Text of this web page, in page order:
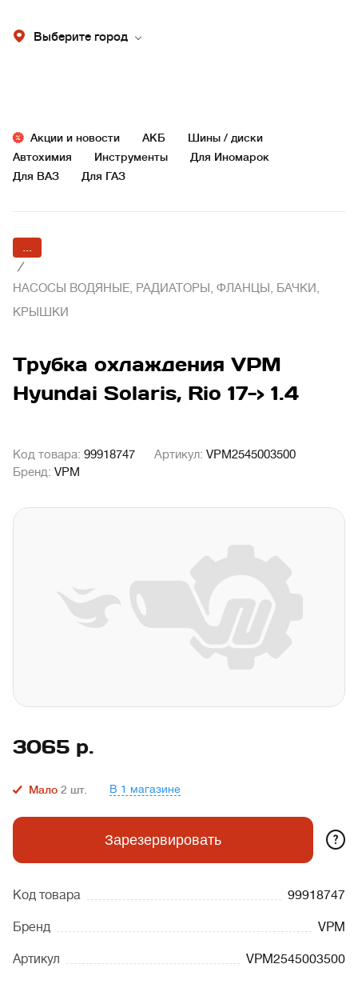
Выберите город
Акции и новости АКБ
Шины / диски
Автохимия
Инструменты
Для Иномарок
Для ВАЗ
Для ГАЗ
...
/
НАСОСЫ ВОДЯНЫЕ, РАДИАТОРЫ, ФЛАНЦЫ, БАЧКИ,
КРЫШКИ
Трубка охлаждения VPM
Hyundai Solaris, Rio 17-> 1.4
Код товара: 99918747 Артикул: VPM2545003500
Бренд: VPM
3065 р.
Мало 2 шт. В 1 магазине
Зарезервировать ?
Код товара 99918747
Бренд VPM
Артикул VPM2545003500